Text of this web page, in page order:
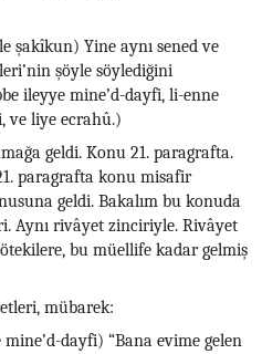
şakîkun) Yine aynı sened ve
şöyle söylediğini
ileyye mine’d-dayfi, li-enne
ve liye ecrahû.)
geldi. Konu 21. paragrafta.
paragrafta konu misafir
geldi. Bakalım bu konuda
Aynı rivâyet zinciriyle. Rivâyet
bu müellife kadar gelmiş
mübarek:
mine’d-dayfi) “Bana evime gelen